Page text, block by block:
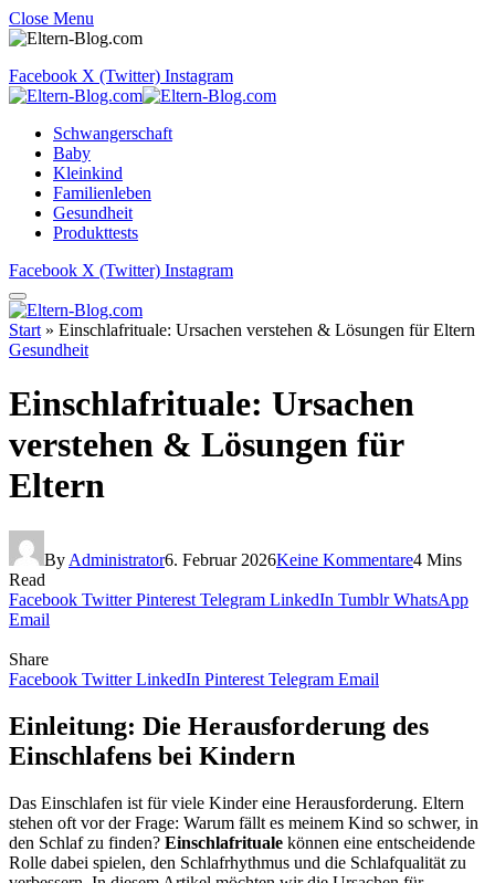
Close Menu
Facebook X (Twitter) Instagram
Schwangerschaft
Baby
Kleinkind
Familienleben
Gesundheit
Produkttests
Facebook X (Twitter) Instagram
Start » Einschlafrituale: Ursachen verstehen & Lösungen für Eltern
Gesundheit
Einschlafrituale: Ursachen
verstehen & Lösungen für
Eltern
By Administrator6. Februar 2026Keine Kommentare4 Mins
Read
Facebook Twitter Pinterest Telegram LinkedIn Tumblr WhatsApp
Email
Share
Facebook Twitter LinkedIn Pinterest Telegram Email
Einleitung: Die Herausforderung des
Einschlafens bei Kindern
Das Einschlafen ist für viele Kinder eine Herausforderung. Eltern
stehen oft vor der Frage: Warum fällt es meinem Kind so schwer, in
den Schlaf zu finden? Einschlafrituale können eine entscheidende
Rolle dabei spielen, den Schlafrhythmus und die Schlafqualität zu